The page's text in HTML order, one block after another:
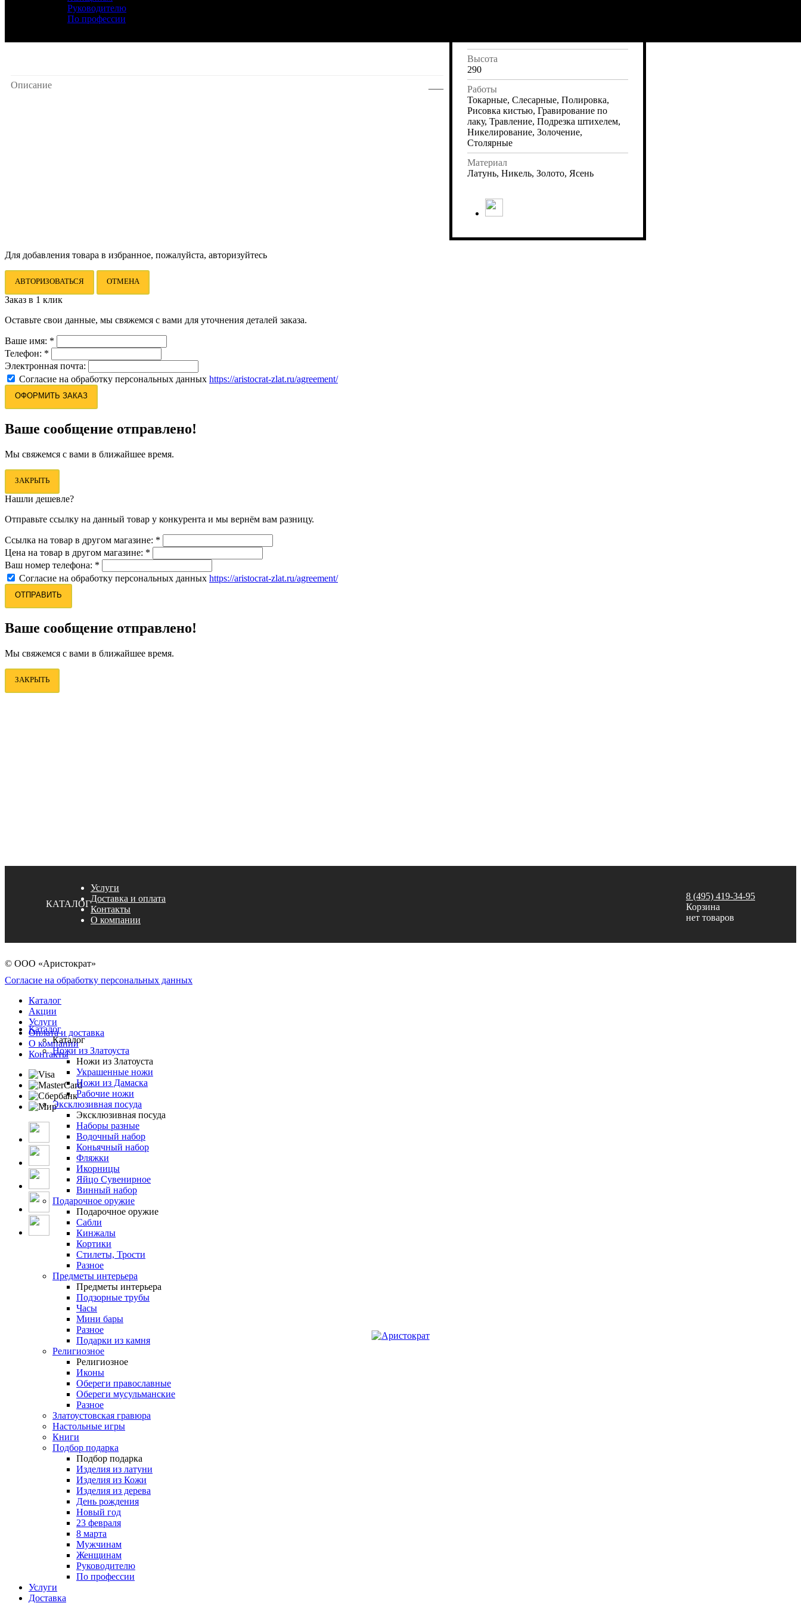
Описание —
Высота
290
Работы
Токарные, Слесарные, Полировка,
Рисовка кистью, Гравирование по
лаку, Травление, Подрезка штихелем,
Никелирование, Золочение,
Столярные
Материал
Латунь, Никель, Золото, Ясень
Для добавления товара в избранное, пожалуйста, авторизуйтесь
АВТОРИЗОВАТЬСЯ ОТМЕНА
Заказ в 1 клик
Оставьте свои данные, мы свяжемся с вами для уточнения деталей заказа.
Ваше имя: *
Телефон: *
Электронная почта:
Согласие на обработку персональных данных https://aristocrat-zlat.ru/agreement/
ОФОРМИТЬ ЗАКАЗ
Ваше сообщение отправлено!
Мы свяжемся с вами в ближайшее время.
ЗАКРЫТЬ
Нашли дешевле?
Отправьте ссылку на данный товар у конкурента и мы вернём вам разницу.
Ссылка на товар в другом магазине: *
Цена на товар в другом магазине: *
Ваш номер телефона: *
Согласие на обработку персональных данных https://aristocrat-zlat.ru/agreement/
ОТПРАВИТЬ
Ваше сообщение отправлено!
Мы свяжемся с вами в ближайшее время.
ЗАКРЫТЬ
КАТАЛОГ
Услуги
Доставка и оплата
Контакты
О компании
8 (495) 419-34-95
Корзина
нет товаров
Руководителю
По профессии
© ООО «Аристократ»
Согласие на обработку персональных данных
Каталог
Акции
Услуги
Оплата и доставка
О компании
Контакты
Каталог
Каталог
Ножи из Златоуста
Ножи из Златоуста
Украшенные ножи
Ножи из Дамаска
Рабочие ножи
Эксклюзивная посуда
Эксклюзивная посуда
Наборы разные
Водочный набор
Коньячный набор
Фляжки
Икорницы
Яйцо Сувенирное
Винный набор
Подарочное оружие
Подарочное оружие
Сабли
Кинжалы
Кортики
Стилеты, Трости
Разное
Предметы интерьера
Предметы интерьера
Подзорные трубы
Часы
Мини бары
Разное
Подарки из камня
Религиозное
Религиозное
Иконы
Обереги православные
Обереги мусульманские
Разное
Златоустовская гравюра
Настольные игры
Книги
Подбор подарка
Подбор подарка
Изделия из латуни
Изделия из Кожи
Изделия из дерева
День рождения
Новый год
23 февраля
8 марта
Мужчинам
Женщинам
Руководителю
По профессии
Услуги
Доставка